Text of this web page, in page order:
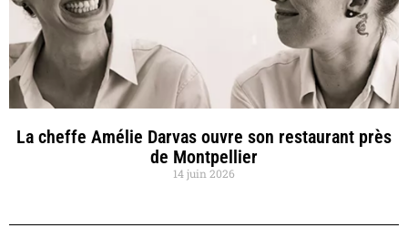
La cheffe Amélie Darvas ouvre son restaurant près
de Montpellier
14 juin 2026